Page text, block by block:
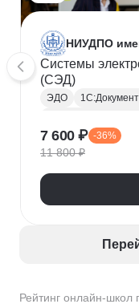
Рейтинг онлайн-
НИУДПО
Системы
(СЭД)
ЭДО
Программа 1С
7 600 ₽ -36%
11 800 ₽